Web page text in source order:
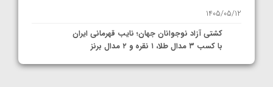
1405/05/12
کشتی آزاد نوجوانان جهان؛ نایب قهرمانی ایران
با کسب ۳ مدال طلا، ۱ نقره و ۲ مدال برنز
1405/05/11